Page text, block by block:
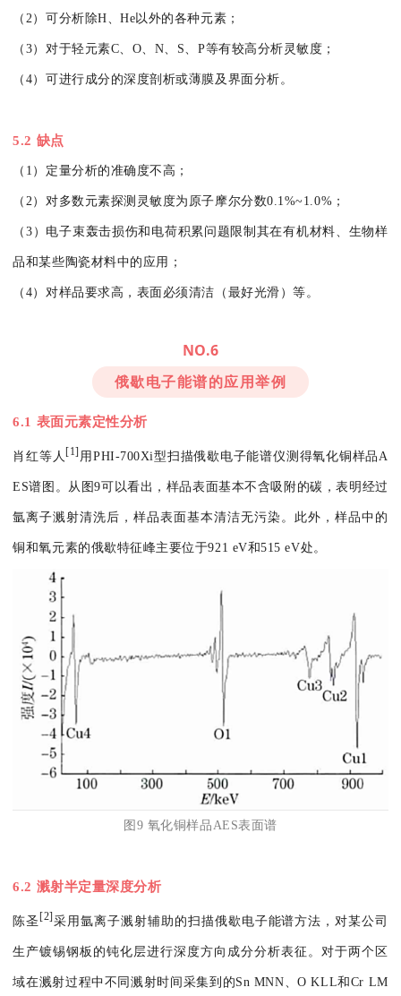
（2）可分析除H、He以外的各种元素；
（3）对于轻元素C、O、N、S、P等有较高分析灵敏度；
（4）可进行成分的深度剖析或薄膜及界面分析。
5.2 缺点
（1）定量分析的准确度不高；
（2）对多数元素探测灵敏度为原子摩尔分数0.1%~1.0%；
（3）电子束轰击损伤和电荷积累问题限制其在有机材料、生物样
品和某些陶瓷材料中的应用；
（4）对样品要求高，表面必须清洁（最好光滑）等。
NO.6
俄歇电子能谱的应用举例
6.1 表面元素定性分析
肖红等人 [1] 用PHI-700Xi型扫描俄歇电子能谱仪测得氧化铜样品A
ES谱图。从图9可以看出，样品表面基本不含吸附的碳，表明经过
氩离子溅射清洗后，样品表面基本清洁无污染。此外，样品中的
铜和氧元素的俄歇特征峰主要位于921 eV和515 eV处。
图9 氧化铜样品AES表面谱
6.2 溅射半定量深度分析
陈圣[2]采用氩离子溅射辅助的扫描俄歇电子能谱方法，对某公司
生产镀锡钢板的钝化层进行深度方向成分分析表征。对于两个区
域在溅射过程中不同溅射时间采集到的Sn MNN、O KLL和Cr LM